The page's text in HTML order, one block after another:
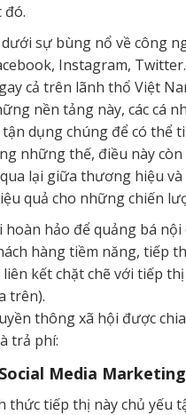
đó.
sự bùng nổ về công
Instagram,
cả trên lãnh thổ Việt
nền tảng này, các cá
dụng chúng để có thể
những thế, điều này
lại giữa thương hiệu và
quả cho những chiến
hoàn hảo để quảng bá
hàng tiềm năng, tiếp
liên kết chặt chẽ với tiếp
trên).
thông xã hội được
trả phí:
Media
thức tiếp thị này chủ yếu